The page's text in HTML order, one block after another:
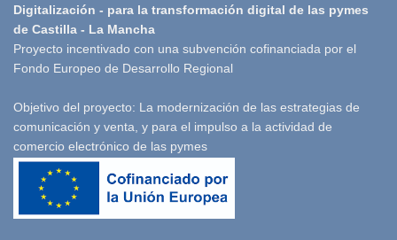
Digitalización - para la transformación digital de las pymes
de Castilla - La Mancha
Proyecto incentivado con una subvención cofinanciada por el
Fondo Europeo de Desarrollo Regional
Objetivo del proyecto: La modernización de las estrategias de
comunicación y venta, y para el impulso a la actividad de
comercio electrónico de las pymes